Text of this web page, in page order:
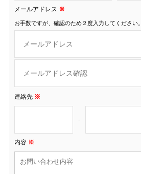
メールアドレス ※
お手数ですが、確認のため２度入力してください。
連絡先 ※
-
内容 ※